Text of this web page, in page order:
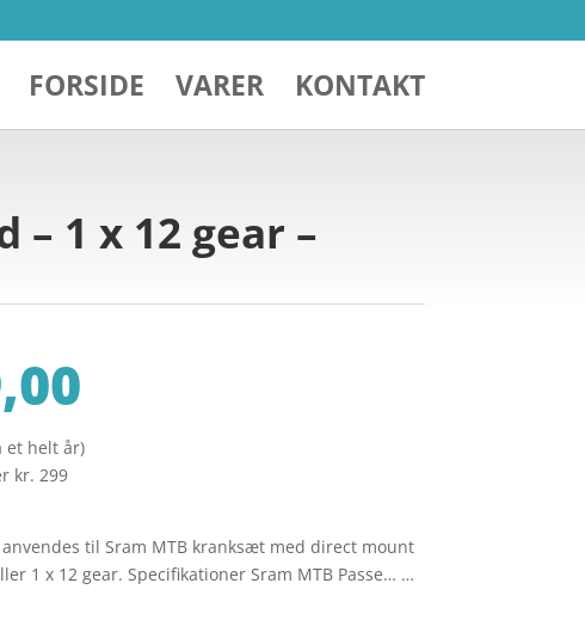
FORSIDE VARER KONTAKT
– 1 x 12 gear –
et helt år)
kr. 299
til Sram MTB kranksæt med direct mount
1 x 12 gear. Specifikationer Sram MTB Passe… …